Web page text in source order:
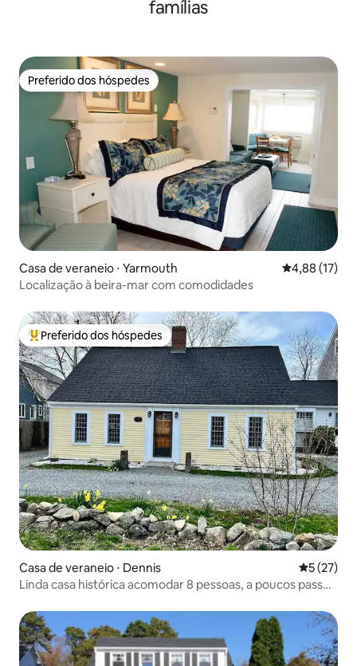
famílias
Preferido dos hóspedes
Preferido dos hóspedes
Casa de veraneio ⋅ Yarmouth 4,88 de uma
4,88 (17)
Localização à beira-mar com comodidades
Entre os melhores preferidos dos hóspedes
Preferido dos hóspedes
Casa de veraneio ⋅ Dennis 5 de uma
5 (27)
Linda casa histórica acomodar 8 pessoas, a poucos passos